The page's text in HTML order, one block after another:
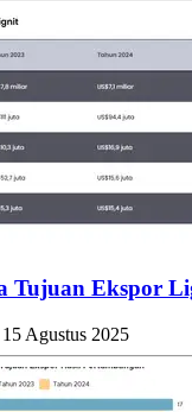
Tujuan Ekspor
15 Agustus 2025